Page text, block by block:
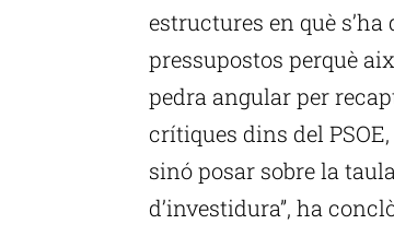
estructures en què
pressupostos perquè
pedra angular per
crítiques dins del
sinó posar sobre la
d’investidura”, ha